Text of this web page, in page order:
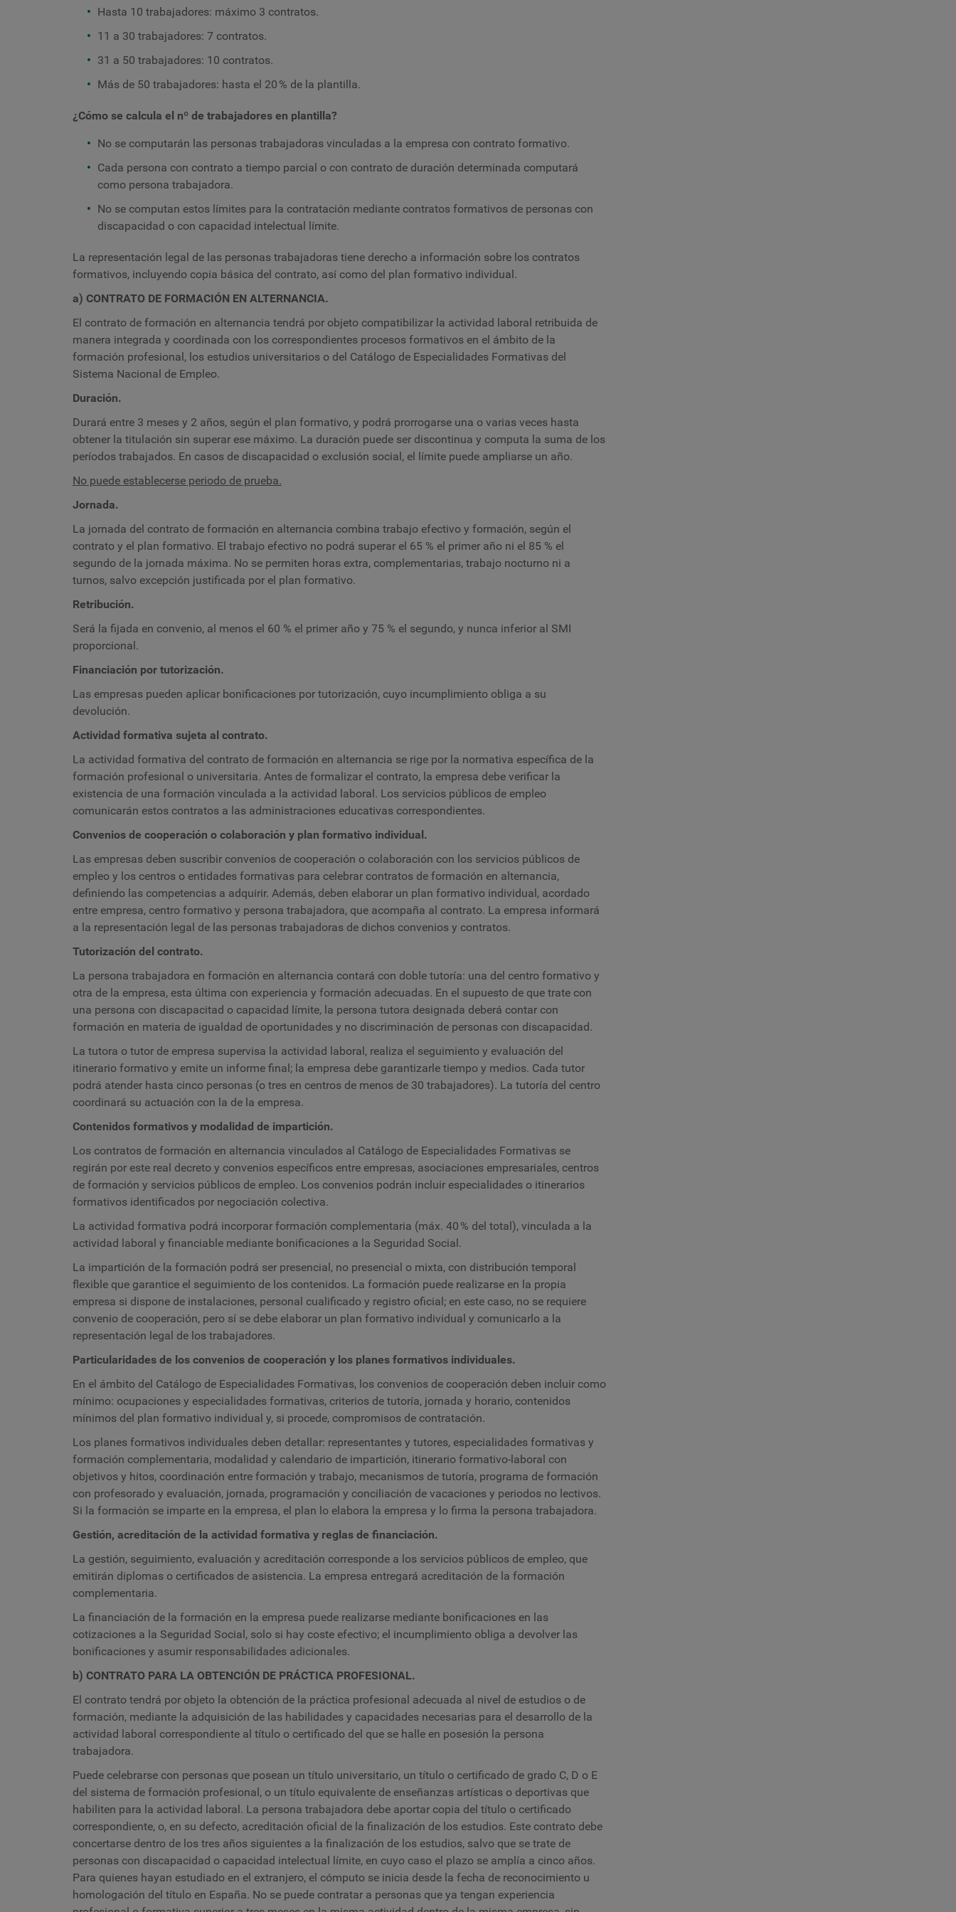
Hasta 10 trabajadores: máximo 3 contratos.
11 a 30 trabajadores: 7 contratos.
31 a 50 trabajadores: 10 contratos.
Más de 50 trabajadores: hasta el 20 % de la plantilla.
¿Cómo se calcula el nº de trabajadores en plantilla?
No se computarán las personas trabajadoras vinculadas a la empresa con contrato formativo.
Cada persona con contrato a tiempo parcial o con contrato de duración determinada computará
como persona trabajadora.
No se computan estos límites para la contratación mediante contratos formativos de personas con
discapacidad o con capacidad intelectual límite.
La representación legal de las personas trabajadoras tiene derecho a información sobre los contratos
formativos, incluyendo copia básica del contrato, así como del plan formativo individual.
a) CONTRATO DE FORMACIÓN EN ALTERNANCIA.
El contrato de formación en alternancia tendrá por objeto compatibilizar la actividad laboral retribuida de
manera integrada y coordinada con los correspondientes procesos formativos en el ámbito de la
formación profesional, los estudios universitarios o del Catálogo de Especialidades Formativas del
Sistema Nacional de Empleo.
Duración.
Durará entre 3 meses y 2 años, según el plan formativo, y podrá prorrogarse una o varias veces hasta
obtener la titulación sin superar ese máximo. La duración puede ser discontinua y computa la suma de los
períodos trabajados. En casos de discapacidad o exclusión social, el límite puede ampliarse un año.
No puede establecerse periodo de prueba.
Jornada.
La jornada del contrato de formación en alternancia combina trabajo efectivo y formación, según el
contrato y el plan formativo. El trabajo efectivo no podrá superar el 65 % el primer año ni el 85 % el
segundo de la jornada máxima. No se permiten horas extra, complementarias, trabajo nocturno ni a
turnos, salvo excepción justificada por el plan formativo.
Retribución.
Será la fijada en convenio, al menos el 60 % el primer año y 75 % el segundo, y nunca inferior al SMI
proporcional.
Financiación por tutorización.
Las empresas pueden aplicar bonificaciones por tutorización, cuyo incumplimiento obliga a su
devolución.
Actividad formativa sujeta al contrato.
La actividad formativa del contrato de formación en alternancia se rige por la normativa específica de la
formación profesional o universitaria. Antes de formalizar el contrato, la empresa debe verificar la
existencia de una formación vinculada a la actividad laboral. Los servicios públicos de empleo
comunicarán estos contratos a las administraciones educativas correspondientes.
Convenios de cooperación o colaboración y plan formativo individual.
Las empresas deben suscribir convenios de cooperación o colaboración con los servicios públicos de
empleo y los centros o entidades formativas para celebrar contratos de formación en alternancia,
definiendo las competencias a adquirir. Además, deben elaborar un plan formativo individual, acordado
entre empresa, centro formativo y persona trabajadora, que acompaña al contrato. La empresa informará
a la representación legal de las personas trabajadoras de dichos convenios y contratos.
Tutorización del contrato.
La persona trabajadora en formación en alternancia contará con doble tutoría: una del centro formativo y
otra de la empresa, esta última con experiencia y formación adecuadas. En el supuesto de que trate con
una persona con discapacitad o capacidad límite, la persona tutora designada deberá contar con
formación en materia de igualdad de oportunidades y no discriminación de personas con discapacidad.
La tutora o tutor de empresa supervisa la actividad laboral, realiza el seguimiento y evaluación del
itinerario formativo y emite un informe final; la empresa debe garantizarle tiempo y medios. Cada tutor
podrá atender hasta cinco personas (o tres en centros de menos de 30 trabajadores). La tutoría del centro
coordinará su actuación con la de la empresa.
Contenidos formativos y modalidad de impartición.
Los contratos de formación en alternancia vinculados al Catálogo de Especialidades Formativas se
regirán por este real decreto y convenios específicos entre empresas, asociaciones empresariales, centros
de formación y servicios públicos de empleo. Los convenios podrán incluir especialidades o itinerarios
formativos identificados por negociación colectiva.
La actividad formativa podrá incorporar formación complementaria (máx. 40 % del total), vinculada a la
actividad laboral y financiable mediante bonificaciones a la Seguridad Social.
La impartición de la formación podrá ser presencial, no presencial o mixta, con distribución temporal
flexible que garantice el seguimiento de los contenidos. La formación puede realizarse en la propia
empresa si dispone de instalaciones, personal cualificado y registro oficial; en este caso, no se requiere
convenio de cooperación, pero sí se debe elaborar un plan formativo individual y comunicarlo a la
representación legal de los trabajadores.
Particularidades de los convenios de cooperación y los planes formativos individuales.
En el ámbito del Catálogo de Especialidades Formativas, los convenios de cooperación deben incluir como
mínimo: ocupaciones y especialidades formativas, criterios de tutoría, jornada y horario, contenidos
mínimos del plan formativo individual y, si procede, compromisos de contratación.
Los planes formativos individuales deben detallar: representantes y tutores, especialidades formativas y
formación complementaria, modalidad y calendario de impartición, itinerario formativo-laboral con
objetivos y hitos, coordinación entre formación y trabajo, mecanismos de tutoría, programa de formación
con profesorado y evaluación, jornada, programación y conciliación de vacaciones y periodos no lectivos.
Si la formación se imparte en la empresa, el plan lo elabora la empresa y lo firma la persona trabajadora.
Gestión, acreditación de la actividad formativa y reglas de financiación.
La gestión, seguimiento, evaluación y acreditación corresponde a los servicios públicos de empleo, que
emitirán diplomas o certificados de asistencia. La empresa entregará acreditación de la formación
complementaria.
La financiación de la formación en la empresa puede realizarse mediante bonificaciones en las
cotizaciones a la Seguridad Social, solo si hay coste efectivo; el incumplimiento obliga a devolver las
bonificaciones y asumir responsabilidades adicionales.
b) CONTRATO PARA LA OBTENCIÓN DE PRÁCTICA PROFESIONAL.
El contrato tendrá por objeto la obtención de la práctica profesional adecuada al nivel de estudios o de
formación, mediante la adquisición de las habilidades y capacidades necesarias para el desarrollo de la
actividad laboral correspondiente al título o certificado del que se halle en posesión la persona
trabajadora.
Puede celebrarse con personas que posean un título universitario, un título o certificado de grado C, D o E
del sistema de formación profesional, o un título equivalente de enseñanzas artísticas o deportivas que
habiliten para la actividad laboral. La persona trabajadora debe aportar copia del título o certificado
correspondiente, o, en su defecto, acreditación oficial de la finalización de los estudios. Este contrato debe
concertarse dentro de los tres años siguientes a la finalización de los estudios, salvo que se trate de
personas con discapacidad o capacidad intelectual límite, en cuyo caso el plazo se amplía a cinco años.
Para quienes hayan estudiado en el extranjero, el cómputo se inicia desde la fecha de reconocimiento u
homologación del título en España. No se puede contratar a personas que ya tengan experiencia